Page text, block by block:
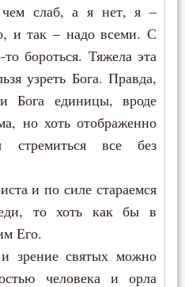
слаб, а я нет, я –
и так – надо всеми. С
бороться. Тяжела эта
узреть Бога. Правда,
Бога единицы, вроде
но хоть отображенно
все без
и по силе стараемся
то хоть как бы в
Его.
зрение святых можно
человека и орла